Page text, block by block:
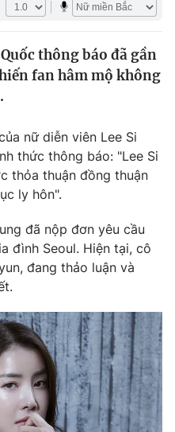
thông báo đã gần
fan hâm mộ không
nữ diễn viên Lee Si
thức thông báo: "Lee Si
thỏa thuận đồng thuận
ly hôn".
đã nộp đơn yêu cầu
đình Seoul. Hiện tại, cô
đang thảo luận và